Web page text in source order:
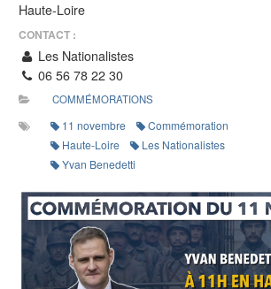
Haute-Loire
CONTACT :
Les Nationalistes
06 56 78 22 30
COMMÉMORATIONS
11 novembre
Commémoration
Haute-Loire
Les Nationalistes
Yvan Benedetti